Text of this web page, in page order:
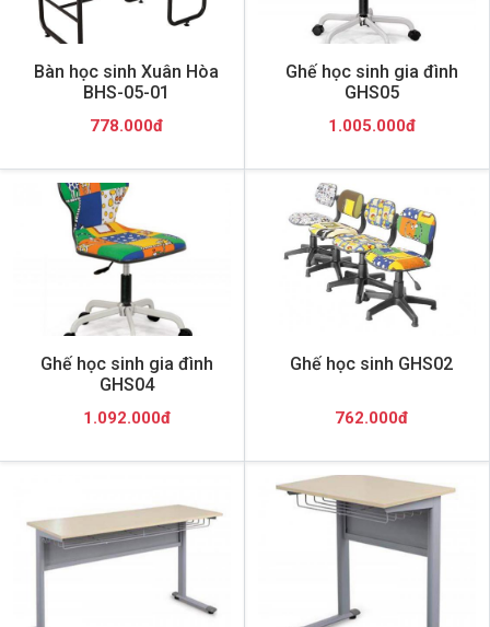
Bàn học sinh Xuân Hòa
BHS-05-01
778.000đ
Ghế học sinh gia đình
GHS05
1.005.000đ
Ghế học sinh gia đình
GHS04
1.092.000đ
Ghế học sinh GHS02
762.000đ